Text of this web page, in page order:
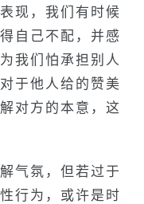
现，我们有时候
自己不配，并感
我们怕承担别人
于他人给的赞美
对方的本意，这
气氛，但若过于
行为，或许是时